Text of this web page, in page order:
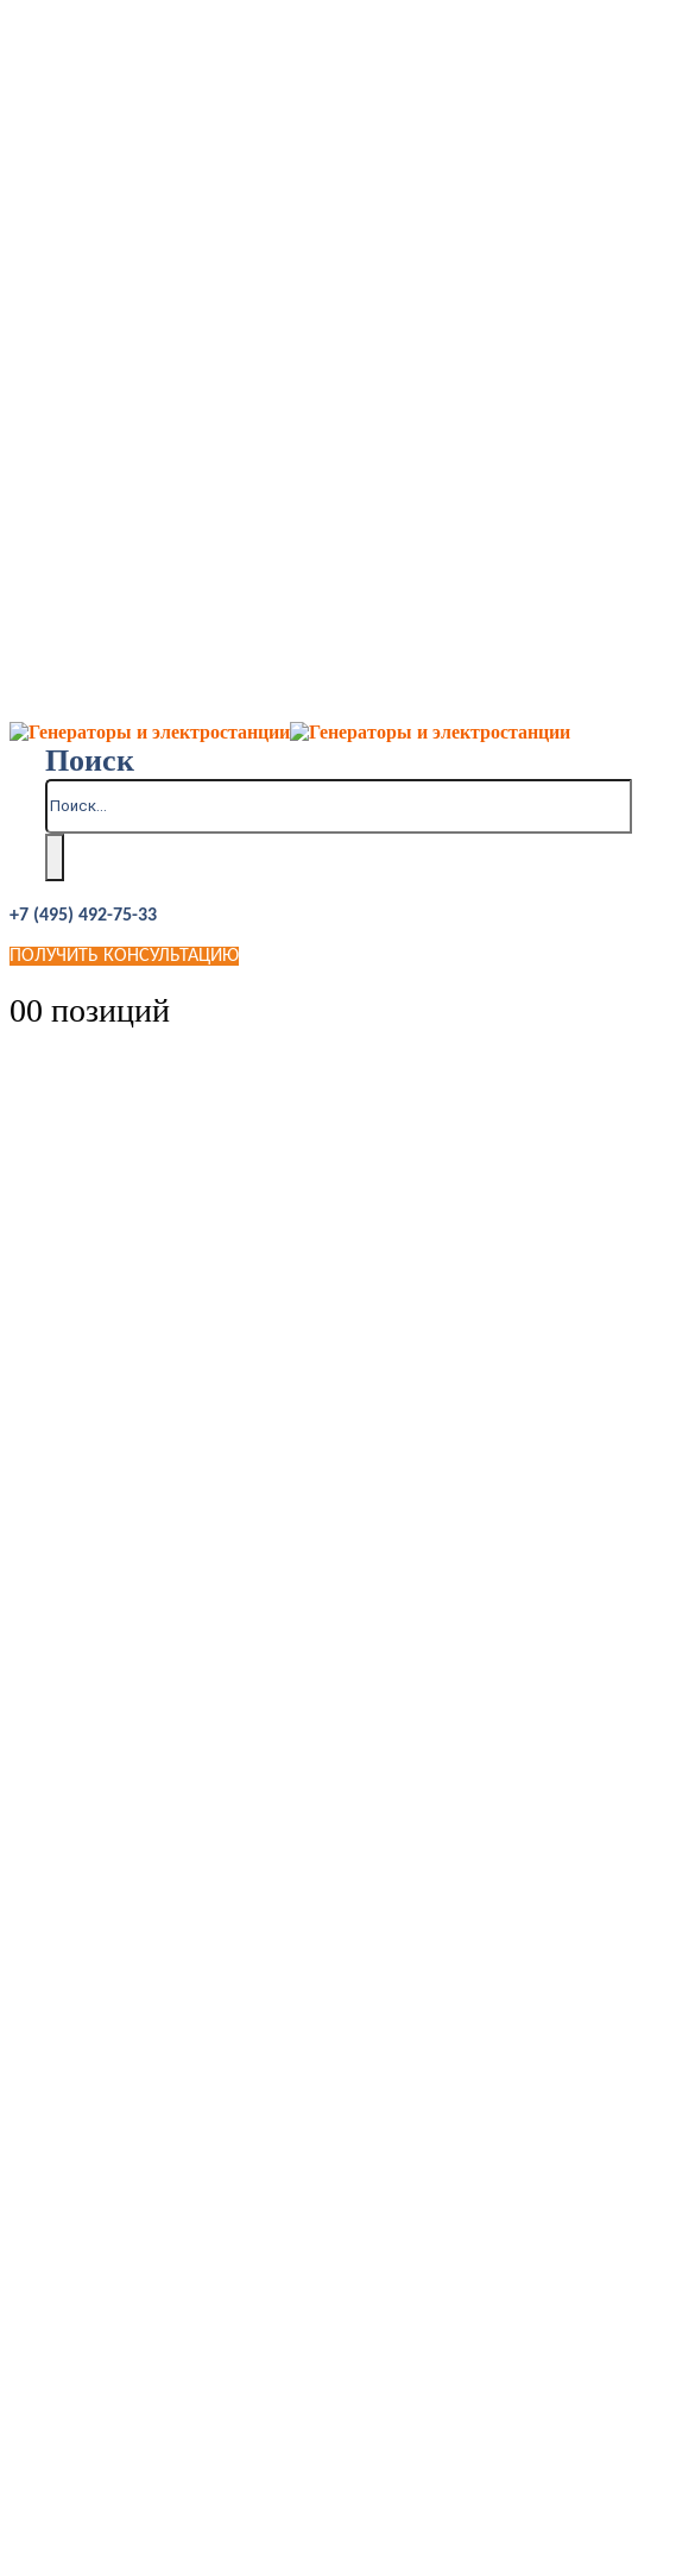
Поиск
+7 (495) 492-75-33
ПОЛУЧИТЬ КОНСУЛЬТАЦИЮ
00 позиций